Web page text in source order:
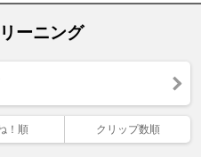
ーニング
！順 クリップ数順